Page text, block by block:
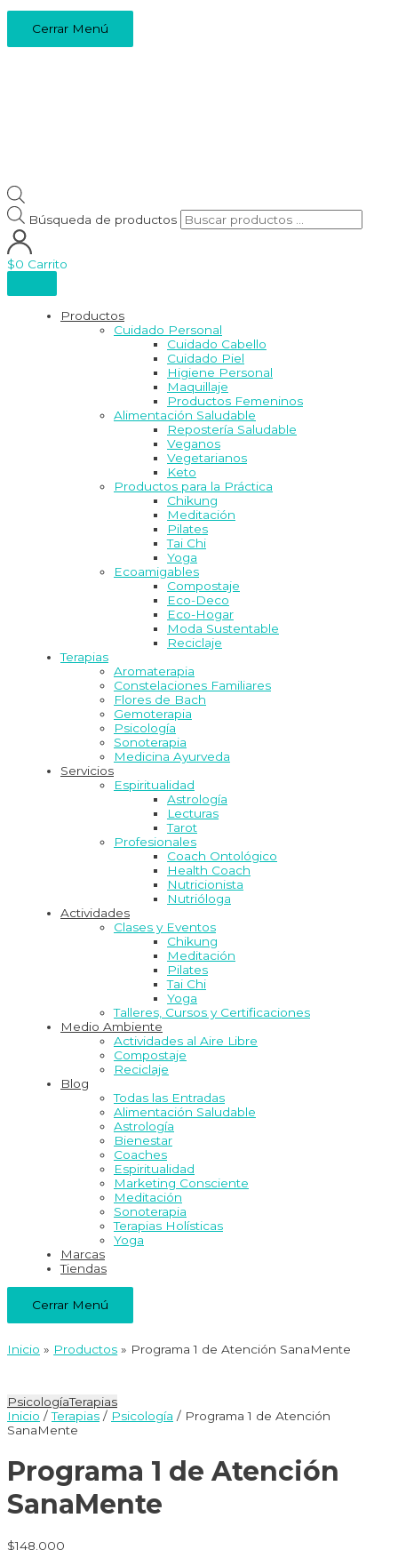
Cerrar Menú
Búsqueda de productos
$0 Carrito
Productos
Cuidado Personal
Cuidado Cabello
Cuidado Piel
Higiene Personal
Maquillaje
Productos Femeninos
Alimentación Saludable
Repostería Saludable
Veganos
Vegetarianos
Keto
Productos para la Práctica
Chikung
Meditación
Pilates
Tai Chi
Yoga
Ecoamigables
Compostaje
Eco-Deco
Eco-Hogar
Moda Sustentable
Reciclaje
Terapias
Aromaterapia
Constelaciones Familiares
Flores de Bach
Gemoterapia
Psicología
Sonoterapia
Medicina Ayurveda
Servicios
Espiritualidad
Astrología
Lecturas
Tarot
Profesionales
Coach Ontológico
Health Coach
Nutricionista
Nutrióloga
Actividades
Clases y Eventos
Chikung
Meditación
Pilates
Tai Chi
Yoga
Talleres, Cursos y Certificaciones
Medio Ambiente
Actividades al Aire Libre
Compostaje
Reciclaje
Blog
Todas las Entradas
Alimentación Saludable
Astrología
Bienestar
Coaches
Espiritualidad
Marketing Consciente
Meditación
Sonoterapia
Terapias Holísticas
Yoga
Marcas
Tiendas
Cerrar Menú
Inicio Productos Programa 1 de Atención SanaMente
PsicologíaTerapias
Inicio /Terapias / Psicología / Programa 1 de Atención
SanaMente
Programa 1 de Atención
SanaMente
$148.000